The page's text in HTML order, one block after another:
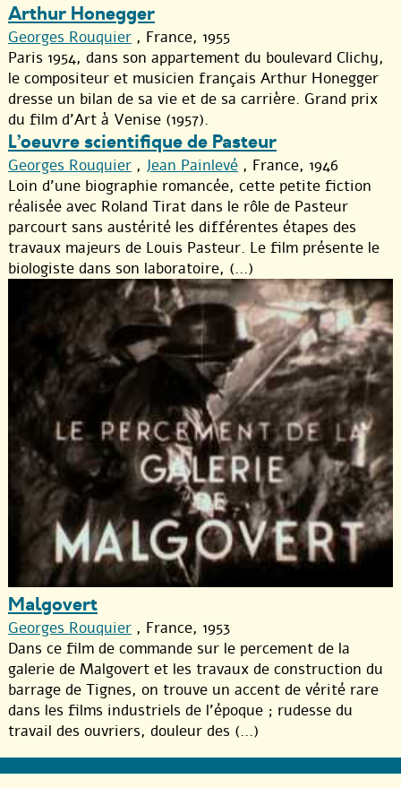
Arthur Honegger
Georges Rouquier , France, 1955
Paris 1954, dans son appartement du boulevard Clichy,
le compositeur et musicien français Arthur Honegger
dresse un bilan de sa vie et de sa carrière. Grand prix
du film d’Art à Venise (1957).
L’oeuvre scientifique de Pasteur
Georges Rouquier , Jean Painlevé , France, 1946
Loin d’une biographie romancée, cette petite fiction
réalisée avec Roland Tirat dans le rôle de Pasteur
parcourt sans austérité les différentes étapes des
travaux majeurs de Louis Pasteur. Le film présente le
biologiste dans son laboratoire, (...)
Malgovert
Georges Rouquier , France, 1953
Dans ce film de commande sur le percement de la
galerie de Malgovert et les travaux de construction du
barrage de Tignes, on trouve un accent de vérité rare
dans les films industriels de l’époque ; rudesse du
travail des ouvriers, douleur des (...)